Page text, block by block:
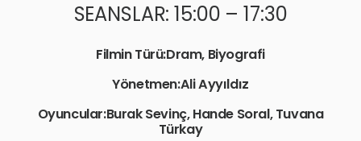
SEANSLAR: 15:00 – 17:30
Filmin Türü:Dram, Biyografi
Yönetmen:Ali Ayyıldız
Oyuncular:Burak Sevinç, Hande Soral, Tuvana
Türkay